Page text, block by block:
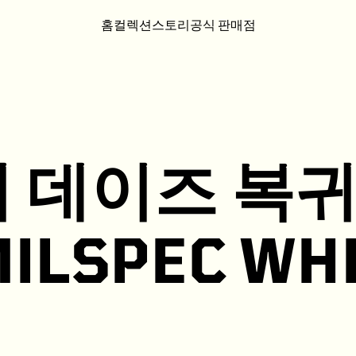
홈컬렉션스토리 공식 판매점
데이즈 복